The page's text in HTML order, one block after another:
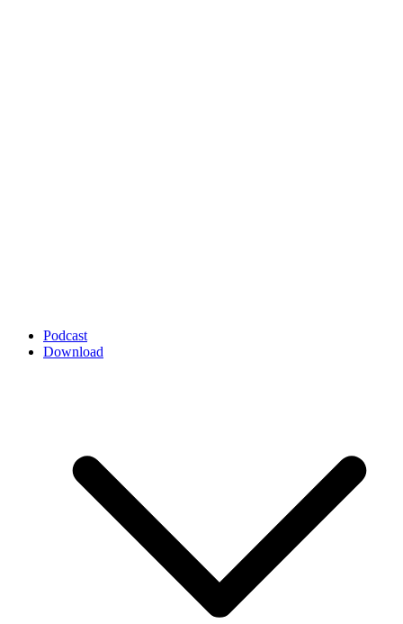
Podcast
Download